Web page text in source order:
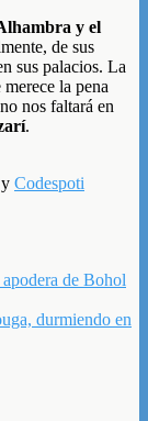
y el
de sus
sus palacios. La
la pena
nos faltará en
.
y Codespoti
de Bohol
durmiendo en